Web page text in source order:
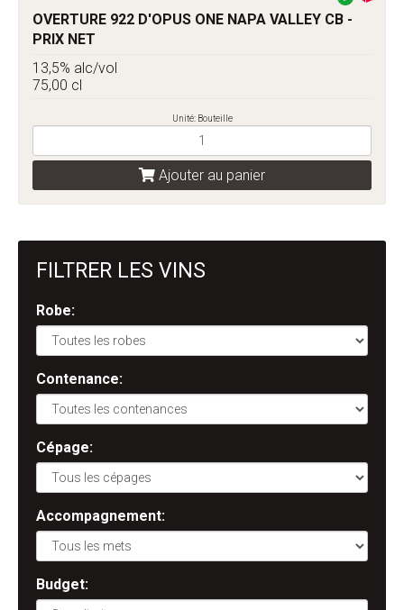
OVERTURE 922 D'OPUS ONE NAPA VALLEY CB -
PRIX NET
13,5% alc/vol
75,00 cl
Unité: Bouteille
Ajouter au panier
FILTRER LES VINS
Robe:
Contenance:
Cépage:
Accompagnement:
Budget: